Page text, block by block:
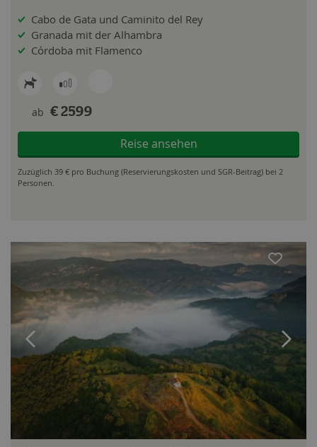
Cabo de Gata und Caminito del Rey
Granada mit der Alhambra
Córdoba mit Flamenco
ab € 2599
Reise ansehen
Zuzüglich 39 € pro Buchung (Reservierungskosten und SGR-Beitrag) bei 2
Personen.